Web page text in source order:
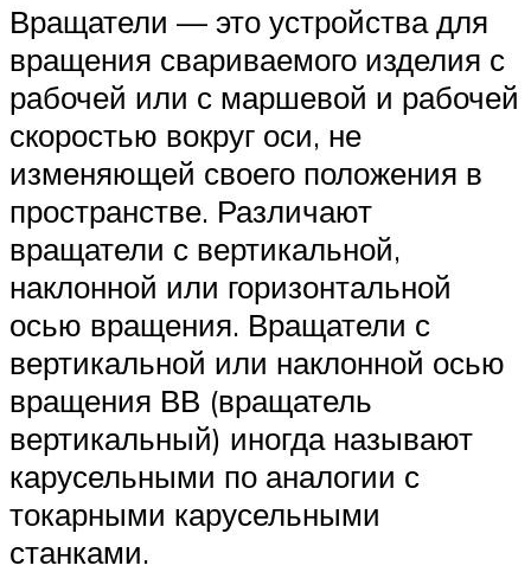
Вращатели — это устройства для
вращения свариваемого изделия с
рабочей или с маршевой и рабочей
скоростью вокруг оси, не
изменяющей своего положения в
пространстве. Различают
вращатели с вертикальной,
наклонной или горизонтальной
осью вращения. Вращатели с
вертикальной или наклонной осью
вращения ВВ (вращатель
вертикальный) иногда называют
карусельными по аналогии с
токарными карусельными
станками.